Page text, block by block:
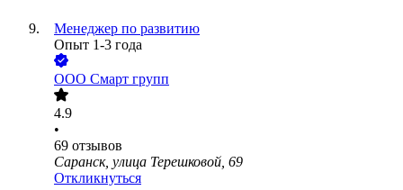
Менеджер по развитию
Опыт 1-3 года
ООО Смарт групп
4.9
•
69 отзывов
Саранск, улица Терешковой, 69
Откликнуться